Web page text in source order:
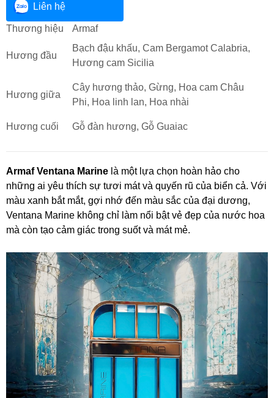
Liên hệ
Thương hiệu Armaf
Hương đầu
Bạch đậu khấu, Cam Bergamot Calabria,
Hương cam Sicilia
Hương giữa
Cây hương thảo, Gừng, Hoa cam Châu
Phi, Hoa linh lan, Hoa nhài
Hương cuối Gỗ đàn hương, Gỗ Guaiac
Armaf Ventana Marine là một lựa chọn hoàn hảo cho
những ai yêu thích sự tươi mát và quyến rũ của biển cả. Với
màu xanh bắt mắt, gợi nhớ đến màu sắc của đại dương,
Ventana Marine không chỉ làm nổi bật vẻ đẹp của nước hoa
mà còn tạo cảm giác trong suốt và mát mẻ.